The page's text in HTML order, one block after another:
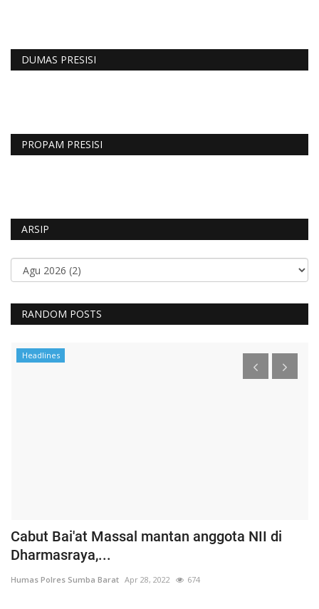
DUMAS PRESISI
PROPAM PRESISI
ARSIP
RANDOM POSTS
Headlines
Cabut Bai'at Massal mantan anggota NII di
Dharmasraya,...
Humas Polres Sumba Barat Apr 28, 2022 674